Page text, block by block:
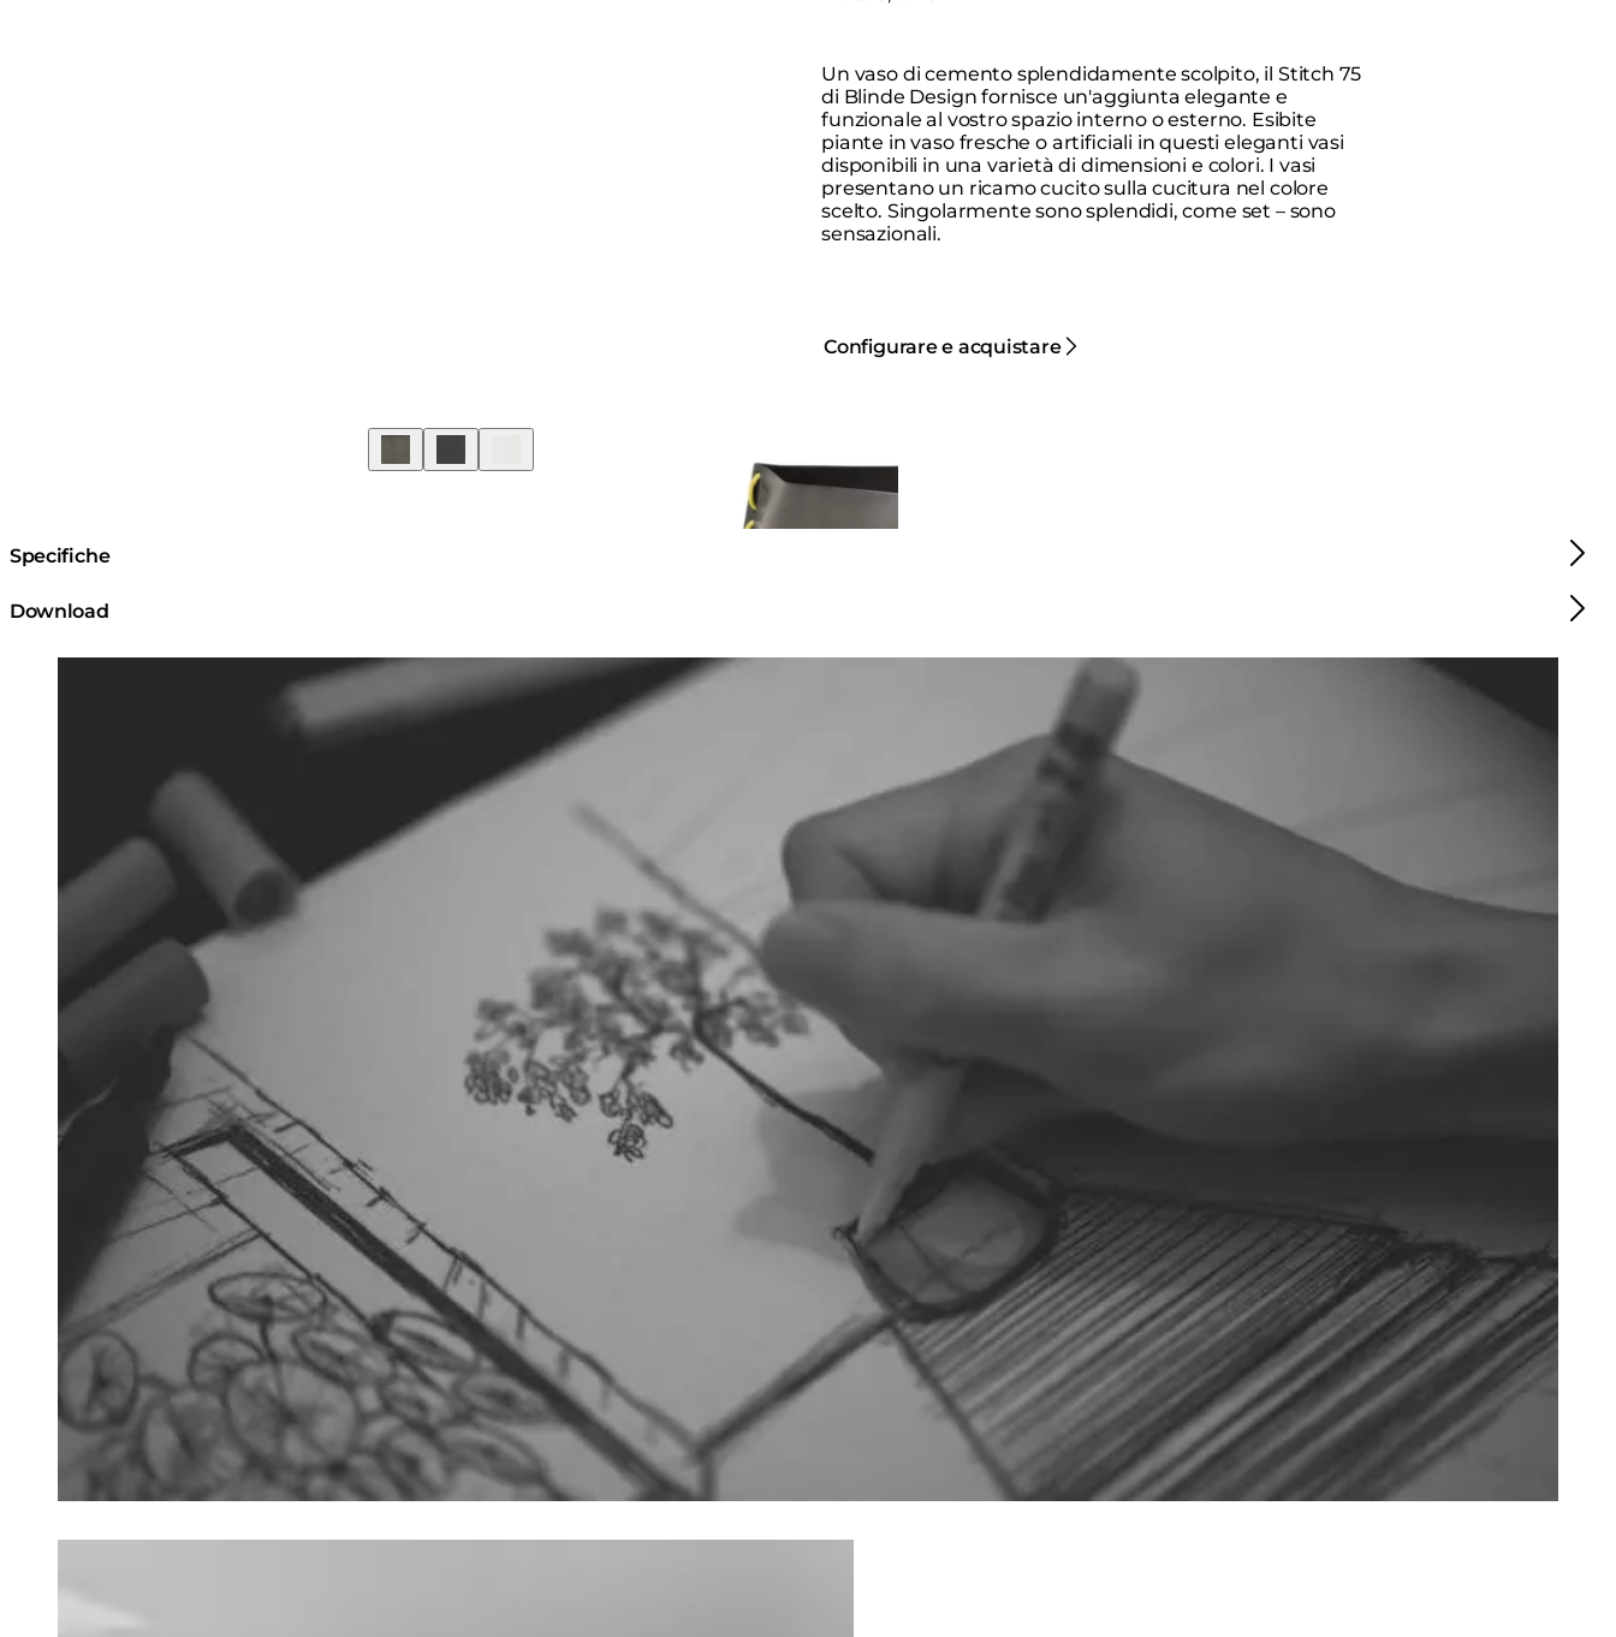
Un vaso di cemento splendidamente scolpito, il Stitch 75
di Blinde Design fornisce un'aggiunta elegante e
funzionale al vostro spazio interno o esterno. Esibite
piante in vaso fresche o artificiali in questi eleganti vasi
disponibili in una varietà di dimensioni e colori. I vasi
presentano un ricamo cucito sulla cucitura nel colore
scelto. Singolarmente sono splendidi, come set – sono
sensazionali.
Configurare e acquistare
Specifiche
Download